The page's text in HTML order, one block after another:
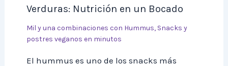
Verduras: Nutrición en un Bocado
Mil y una combinaciones con Hummus, Snacks y
postres veganos en minutos
El hummus es uno de los snacks más